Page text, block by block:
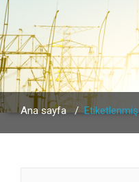
Ana sayfa/